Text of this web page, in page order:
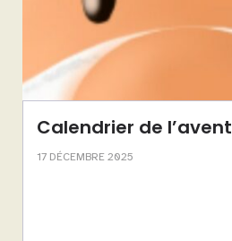
Calendrier de l’avent
17 DÉCEMBRE 2025